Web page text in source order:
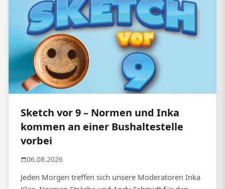
Sketch vor 9 – Normen und Inka
kommen an einer Bushaltestelle
vorbei
06.08.2026
Jeden Morgen treffen sich unsere Moderatoren Inka